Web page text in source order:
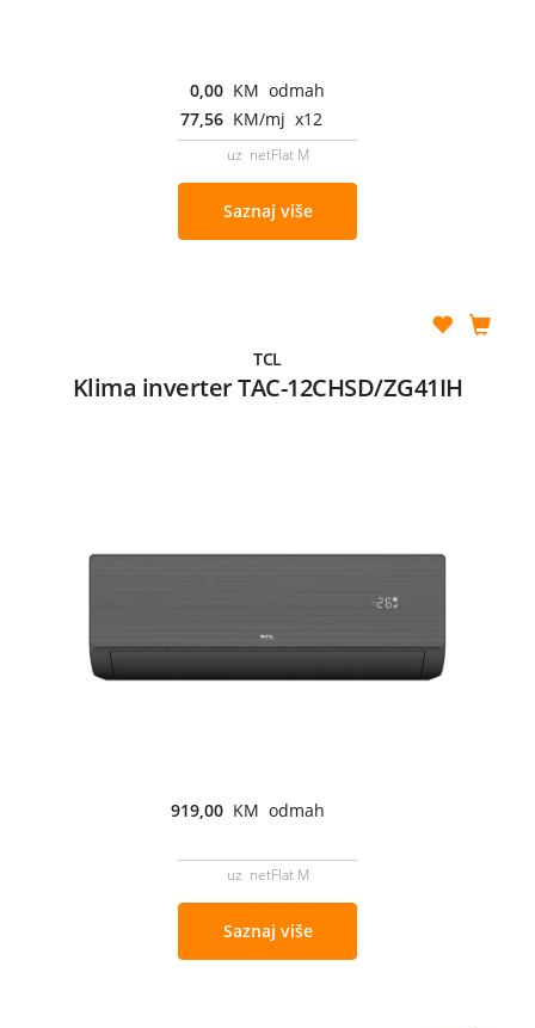
0,00 KM odmah
77,56 KM/mj x12
uz netFlat M
Saznaj više
TCL
Klima inverter TAC-12CHSD/ZG41IH
919,00 KM odmah
uz netFlat M
Saznaj više